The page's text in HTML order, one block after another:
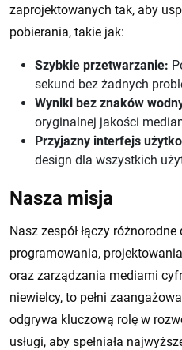
zaprojektowanych tak, aby
pobierania, takie jak:
Szybkie przetwarzanie:
sekund bez żadnych
Wyniki bez znaków
oryginalnej jakości
Przyjazny interfejs
design dla wszystkich
Nasza misja
Nasz zespół łączy
programowania,
oraz zarządzania mediami
niewielcy, to pełni
odgrywa kluczową rolę w
usługi, aby spełniała